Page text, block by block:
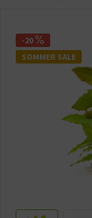
-20
SOMMER SALE